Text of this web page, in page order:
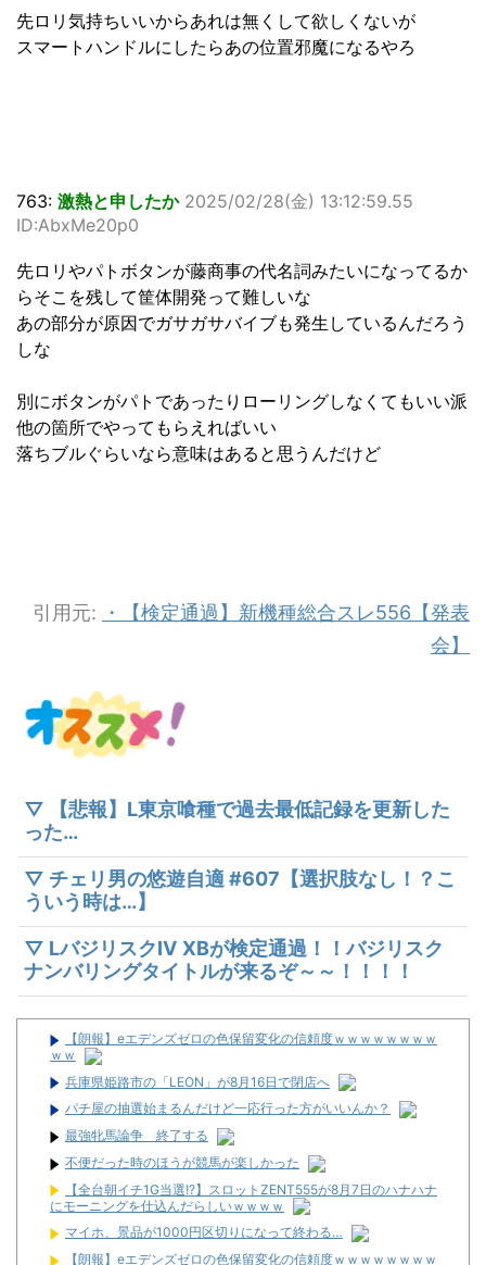
先ロリ気持ちいいからあれは無くして欲しくないが
スマートハンドルにしたらあの位置邪魔になるやろ
763: 激熱と申したか 2025/02/28(金) 13:12:59.55
ID:AbxMe20p0
先ロリやパトボタンが藤商事の代名詞みたいになってるか
らそこを残して筐体開発って難しいな
あの部分が原因でガサガサバイブも発生しているんだろう
しな
別にボタンがパトであったりローリングしなくてもいい派
他の箇所でやってもらえればいい
落ちブルぐらいなら意味はあると思うんだけど
引用元:
・【検定通過】新機種総合スレ556【発表
会】
▽ 【悲報】L東京喰種で過去最低記録を更新した
った…
▽ チェリ男の悠遊自適 #607【選択肢なし！？こ
ういう時は…】
▽ LバジリスクⅣ XBが検定通過！！バジリスク
ナンバリングタイトルが来るぞ～～！！！！
【朗報】eエデンズゼロの色保留変化の信頼度ｗｗｗｗｗｗｗｗ
ｗｗ
兵庫県姫路市の「LEON」が8月16日で閉店へ
パチ屋の抽選始まるんだけど一応行った方がいいんか？
最強牝馬論争 終了する
不便だった時のほうが競馬が楽しかった
【全台朝イチ1G当選!?】スロットZENT555が8月7日のハナハナ
にモーニングを仕込んだらしいｗｗｗｗ
マイホ、景品が1000円区切りになって終わる…
【朗報】eエデンズゼロの色保留変化の信頼度ｗｗｗｗｗｗｗｗ